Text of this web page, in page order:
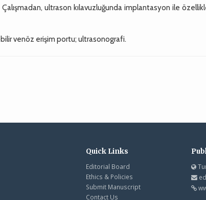
ultrason kılavuzluğunda implantasyon ile
venöz erişim portu; ultrasonografi.
Quick Links
Editorial Board
Ethics & Policies
Submit Manuscript
Contact Us